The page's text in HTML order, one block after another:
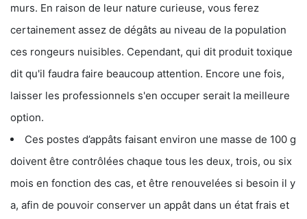
murs. En raison de leur nature curieuse, vous ferez
certainement assez de dégâts au niveau de la population
ces rongeurs nuisibles. Cependant, qui dit produit toxique
dit qu'il faudra faire beaucoup attention. Encore une fois,
laisser les professionnels s'en occuper serait la meilleure
option.
Ces postes d’appâts faisant environ une masse de 100 g
doivent être contrôlées chaque tous les deux, trois, ou six
mois en fonction des cas, et être renouvelées si besoin il y
a, afin de pouvoir conserver un appât dans un état frais et